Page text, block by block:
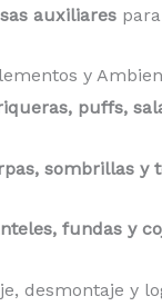
auxiliares
y
puffs,
sombrillas y
fundas y
desmontaje y